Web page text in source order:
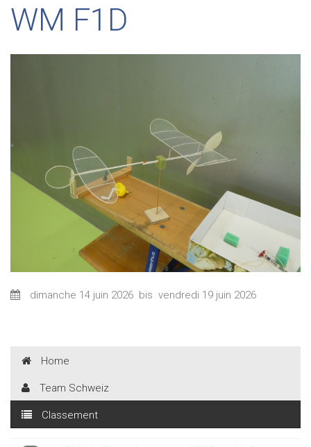
WM F1D
dimanche 14 juin 2026 bis vendredi 19 juin 2026
Home
Team Schweiz
Classement